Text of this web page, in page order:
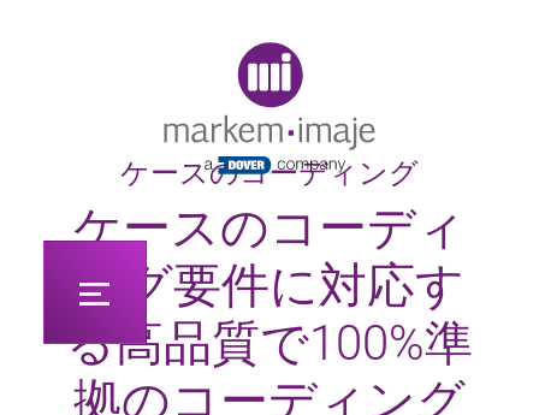
ケースのコーディング
ケースのコーディ
ング要件に対応す
る高品質で100%準
拠のコーディング